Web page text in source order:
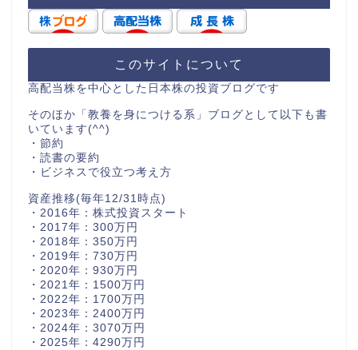
このサイトについて
高配当株を中心とした日本株の投資ブログです
そのほか「教養を身につける系」ブログとして以下も書
いています(^^)
・節約
・読書の要約
・ビジネスで役立つ考え方
資産推移(毎年12/31時点)
・2016年：株式投資スタート
・2017年：300万円
・2018年：350万円
・2019年：730万円
・2020年：930万円
・2021年：1500万円
・2022年：1700万円
・2023年：2400万円
・2024年：3070万円
・2025年：4290万円